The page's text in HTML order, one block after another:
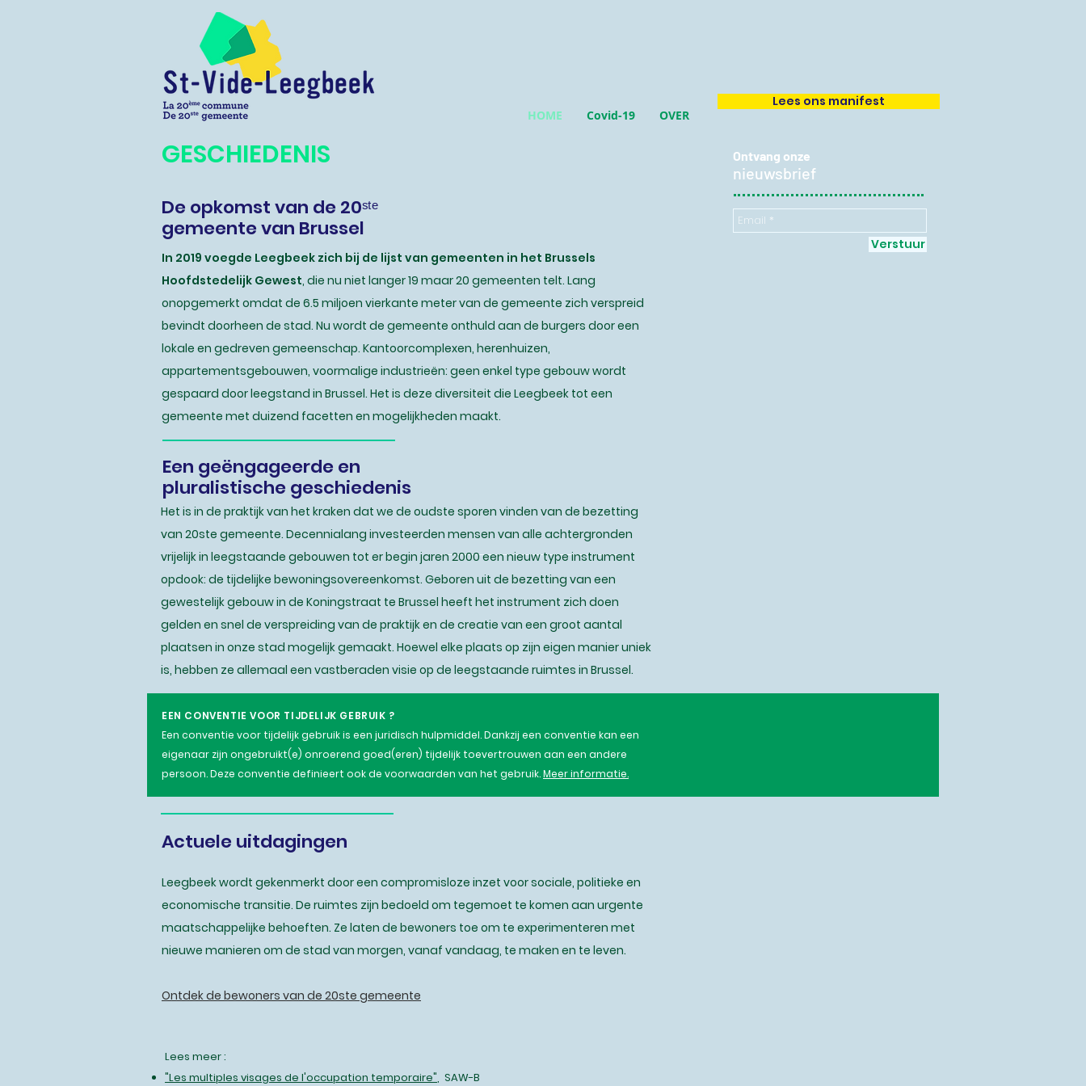
HOME Covid-19 OVER
GESCHIEDENIS
De opkomst van de 20ˢᵗᵉ
gemeente van Brussel
In 2019 voegde Leegbeek zich bij de lijst van gemeenten in het Brussels
Hoofdstedelijk Gewest, die nu niet langer 19 maar 20 gemeenten telt. Lang
onopgemerkt omdat de 6.5 miljoen vierkante meter van de gemeente zich verspreid
bevindt doorheen de stad. Nu wordt de gemeente onthuld aan de burgers door een
lokale en gedreven gemeenschap. Kantoorcomplexen, herenhuizen,
appartementsgebouwen, voormalige industrieën: geen enkel type gebouw wordt
gespaard door leegstand in Brussel. Het is deze diversiteit die Leegbeek tot een
gemeente met duizend facetten en mogelijkheden maakt.
Een geëngageerde en
pluralistische geschiedenis
Het is in de praktijk van het kraken dat we de oudste sporen vinden van de bezetting
van 20ste gemeente. Decennialang investeerden mensen van alle achtergronden
vrijelijk in leegstaande gebouwen tot er begin jaren 2000 een nieuw type instrument
opdook: de tijdelijke bewoningsovereenkomst. Geboren uit de bezetting van een
gewestelijk gebouw in de Koningstraat te Brussel heeft het instrument zich doen
gelden en snel de verspreiding van de praktijk en de creatie van een groot aantal
plaatsen in onze stad mogelijk gemaakt. Hoewel elke plaats op zijn eigen manier uniek
is, hebben ze allemaal een vastberaden visie op de leegstaande ruimtes in Brussel.
Lees het manifest van de 20ste gemeente
Actuele uitdagingen
Leegbeek wordt gekenmerkt door een compromisloze inzet voor sociale, politieke en
economische transitie. De ruimtes zijn bedoeld om tegemoet te komen aan urgente
maatschappelijke behoeften. Ze laten de bewoners toe om te experimenteren met
nieuwe manieren om de stad van morgen, vanaf vandaag, te maken en te leven.
Ontdek de bewoners van de 20ste gemeente
Lees meer :
"Les multiples visages de l'occupation temporaire", SAW-B
Ontvang onze
nieuwsbrief
Verstuur
Lees ons manifest
EEN CONVENTIE VOOR TIJDELIJK GEBRUIK ?
Een conventie voor tijdelijk gebruik is een juridisch hulpmiddel. Dankzij een conventie kan een
eigenaar zijn ongebruikt(e) onroerend goed(eren) tijdelijk toevertrouwen aan een andere
persoon. Deze conventie definieert ook de voorwaarden van het gebruik.Meer informatie.